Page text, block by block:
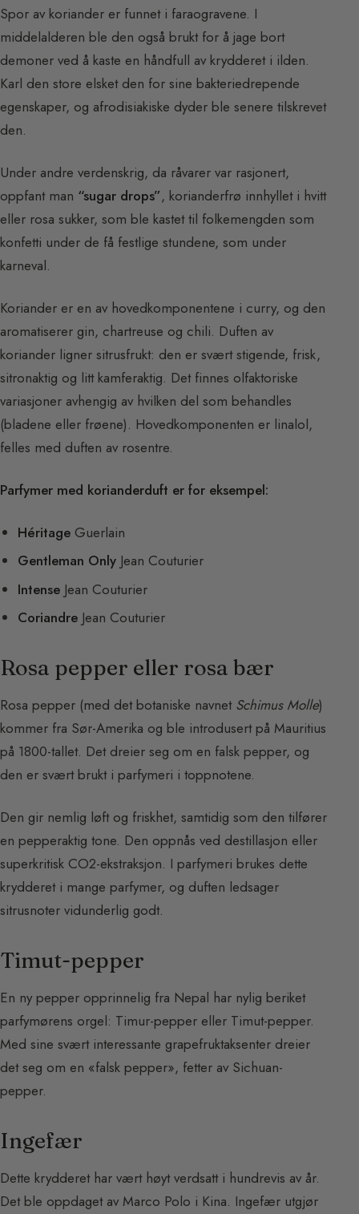
Spor av koriander er funnet i faraogravene. I
middelalderen ble den også brukt for å jage bort
demoner ved å kaste en håndfull av krydderet i ilden.
Karl den store elsket den for sine bakteriedrepende
egenskaper, og afrodisiakiske dyder ble senere tilskrevet
den.
Under andre verdenskrig, da råvarer var rasjonert,
oppfant man “sugar drops”, korianderfrø innhyllet i hvitt
eller rosa sukker, som ble kastet til folkemengden som
konfetti under de få festlige stundene, som under
karneval.
Koriander er en av hovedkomponentene i curry, og den
aromatiserer gin, chartreuse og chili. Duften av
koriander ligner sitrusfrukt: den er svært stigende, frisk,
sitronaktig og litt kamferaktig. Det finnes olfaktoriske
variasjoner avhengig av hvilken del som behandles
(bladene eller frøene). Hovedkomponenten er linalol,
felles med duften av rosentre.
Parfymer med korianderduft er for eksempel:
Héritage Guerlain
Gentleman Only Jean Couturier
Intense Jean Couturier
Coriandre Jean Couturier
Rosa pepper eller rosa bær
Rosa pepper (med det botaniske navnet Schimus Molle)
kommer fra Sør-Amerika og ble introdusert på Mauritius
på 1800-tallet. Det dreier seg om en falsk pepper, og
den er svært brukt i parfymeri i toppnotene.
Den gir nemlig løft og friskhet, samtidig som den tilfører
en pepperaktig tone. Den oppnås ved destillasjon eller
superkritisk CO2-ekstraksjon. I parfymeri brukes dette
krydderet i mange parfymer, og duften ledsager
sitrusnoter vidunderlig godt.
Timut-pepper
En ny pepper opprinnelig fra Nepal har nylig beriket
parfymørens orgel: Timur-pepper eller Timut-pepper.
Med sine svært interessante grapefruktaksenter dreier
det seg om en «falsk pepper», fetter av Sichuan-
pepper.
Ingefær
Dette krydderet har vært høyt verdsatt i hundrevis av år.
Det ble oppdaget av Marco Polo i Kina. Ingefær utgjør